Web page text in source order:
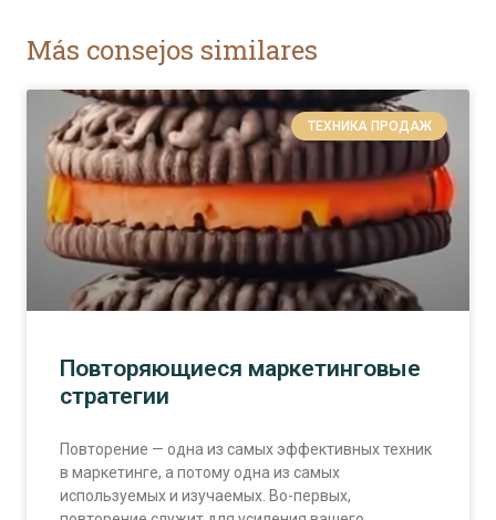
Más consejos similares
ТЕХНИКА ПРОДАЖ
Повторяющиеся маркетинговые
стратегии
Повторение — одна из самых эффективных техник
в маркетинге, а потому одна из самых
используемых и изучаемых. Во-первых,